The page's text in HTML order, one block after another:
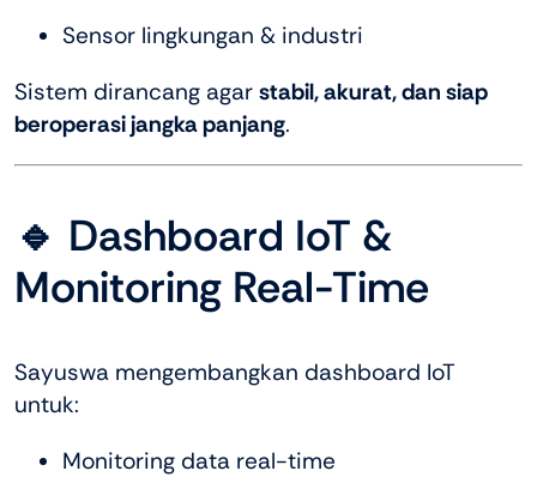
Sensor lingkungan & industri
Sistem dirancang agar stabil, akurat, dan siap
beroperasi jangka panjang.
🔹 Dashboard IoT &
Monitoring Real-Time
Sayuswa mengembangkan dashboard IoT
untuk:
Monitoring data real-time